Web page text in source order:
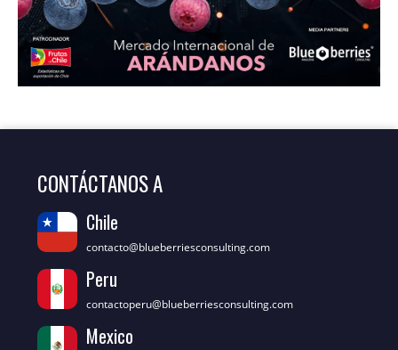
CONTÁCTANOS A
Chile
contacto@blueberriesconsulting.com
Peru
contactoperu@blueberriesconsulting.com
Mexico